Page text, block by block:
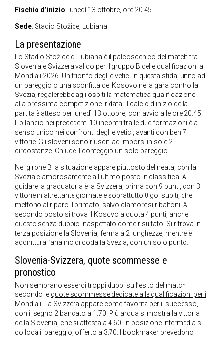
Fischio d’inizio: lunedì 13 ottobre, ore 20.45
Sede: Stadio Stožice, Lubiana
La presentazione
Lo Stadio Stožice di Lubiana è il palcoscenico del match tra
Slovenia e Svizzera valido per il gruppo B delle qualificazioni ai
Mondiali 2026. Un trionfo degli elvetici in questa sfida, unito ad
un pareggio o una sconfitta del Kosovo nella gara contro la
Svezia, regalerebbe agli ospiti la matematica qualificazione
alla prossima competizione iridata. Il calcio d’inizio della
partita è atteso per lunedì 13 ottobre, con avvio alle ore 20.45.
Il bilancio nei precedenti 10 incontri tra le due formazioni è a
senso unico nei confronti degli elvetici, avanti con ben 7
vittorie. Gli sloveni sono riusciti ad imporsi in sole 2
circostanze. Chiude il conteggio un solo pareggio.
Nel girone B la situazione appare piuttosto delineata, con la
Svezia clamorosamente all’ultimo posto in classifica. A
guidare la graduatoria è la Svizzera, prima con 9 punti, con 3
vittorie in altrettante giornate e soprattutto 0 gol subiti, che
mettono al riparo il primato, salvo clamorosi ribaltoni. Al
secondo posto si trova il Kosovo a quota 4 punti, anche
questo senza dubbio inaspettato come risultato. Si ritrova in
terza posizione la Slovenia, ferma a 2 lunghezze, mentre è
addirittura fanalino di coda la Svezia, con un solo punto.
Slovenia-Svizzera, quote scommesse e
pronostico
Non sembrano esserci troppi dubbi sull’esito del match
secondo le quote scommesse dedicate alle qualificazioni per i
Mondiali. La Svizzera appare come favorita per il successo,
con il segno 2 bancato a 1.70. Più ardua si mostra la vittoria
della Slovenia, che si attesta a 4.60. In posizione intermedia si
colloca il pareggio, offerto a 3.70. I bookmaker prevedono